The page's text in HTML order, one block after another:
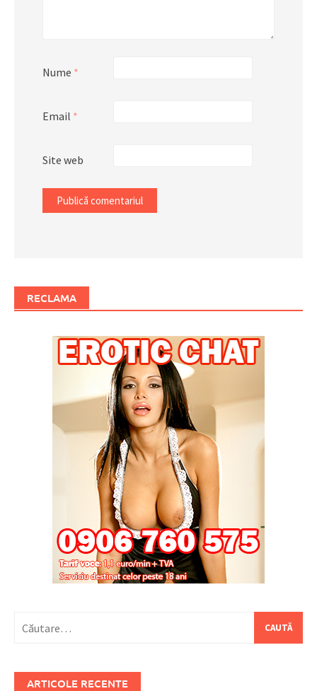
Nume *
Email *
Site web
RECLAMA
după:
ARTICOLE RECENTE